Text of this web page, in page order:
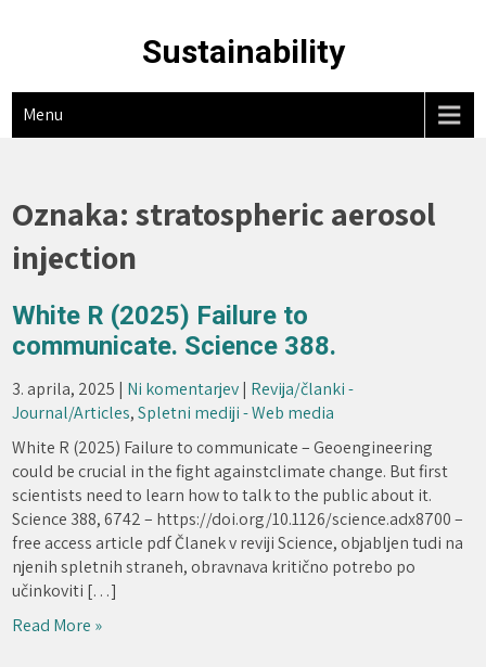
Sustainability
Menu
Oznaka:stratospheric aerosol
injection
White R (2025) Failure to
communicate. Science 388.
3. aprila, 2025 | Ni komentarjev| Revija/članki -
Journal/Articles,Spletni mediji - Web media
White R (2025) Failure to communicate – Geoengineering
could be crucial in the fight againstclimate change. But first
scientists need to learn how to talk to the public about it.
Science 388, 6742 – https://doi.org/10.1126/science.adx8700 –
free access article pdf Članek v reviji Science, objabljen tudi na
njenih spletnih straneh, obravnava kritično potrebo po
učinkoviti […]
Read More »